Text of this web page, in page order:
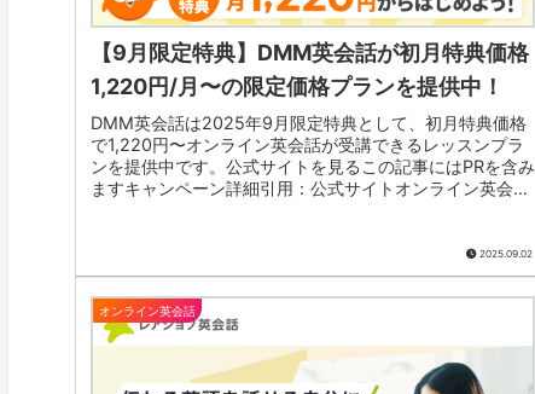
【9月限定特典】DMM英会話が初月特典価格
1,220円/月〜の限定価格プランを提供中！
DMM英会話は2025年9月限定特典として、初月特典価格
で1,220円〜オンライン英会話が受講できるレッスンプラ
ンを提供中です。公式サイトを見るこの記事にはPRを含み
ますキャンペーン詳細引用：公式サイトオンライン英会話
2025.09.02
オンライン英会話